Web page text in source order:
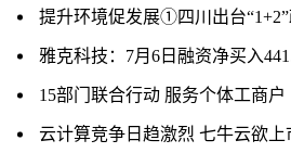
15部门联合行动 服务个体工商户